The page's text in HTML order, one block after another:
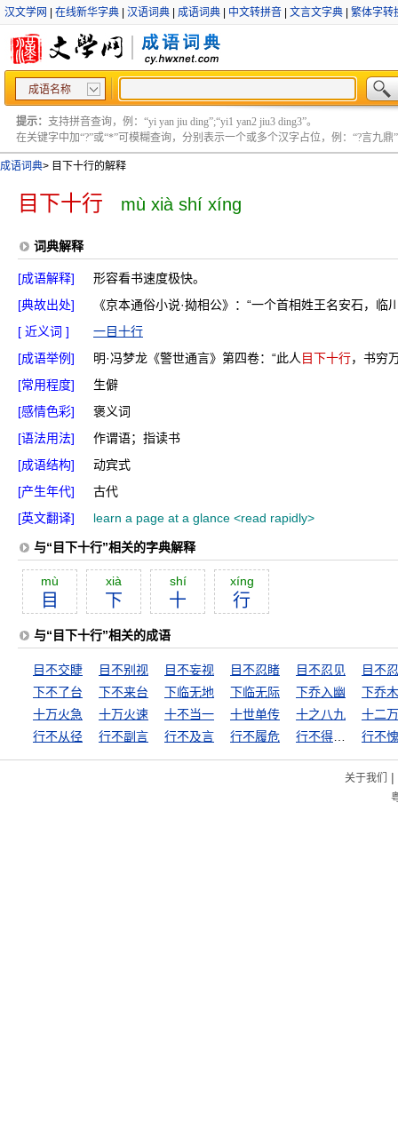
汉文学网 在线新华字典 汉语词典 成语词典 中文转拼音 文言文字典 繁体字转
成语名称
提示： 支持拼音查询，例：“yi yan jiu ding”;“yi1 yan2 jiu3 ding3”。
在关键字中加“?”或“*”可模糊查询，分别表示一个或多个汉字占位，例：“?言九鼎”
成语词典> 目下十行的解释
目下十行 mù xià shí xíng
词典解释
[成语解释]
形容看书速度极快。
[典故出处]
《京本通俗小说·拗相公》：“一个首相姓王名安石，临
[ 近义词 ]
一目十行
[成语举例]
明·冯梦龙《警世通言》第四卷：“此人 目下十行，书穷
[常用程度]
生僻
[感情色彩]
褒义词
[语法用法]
作谓语；指读书
[成语结构]
动宾式
[产生年代]
古代
[英文翻译]
learn a page at a glance <read rapidly>
与“目下十行”相关的字典解释
mù
目
xià
下
shí
十
xíng
行
与“目下十行”相关的成语
目不交睫 目不别视 目不妄视 目不忍睹
目不忍见
下不了台
下不来台 下临无地 下临无际
下乔入幽
十万火急
十万火速 十不当一 十世单传 十之八九
十二
行不从径
行不副言 行不及言 行不履危
关于我们 |